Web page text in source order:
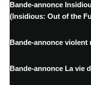
Bande-annonce
(Insidious: Out of the
Bande-annonce violent
Bande-annonce La vie